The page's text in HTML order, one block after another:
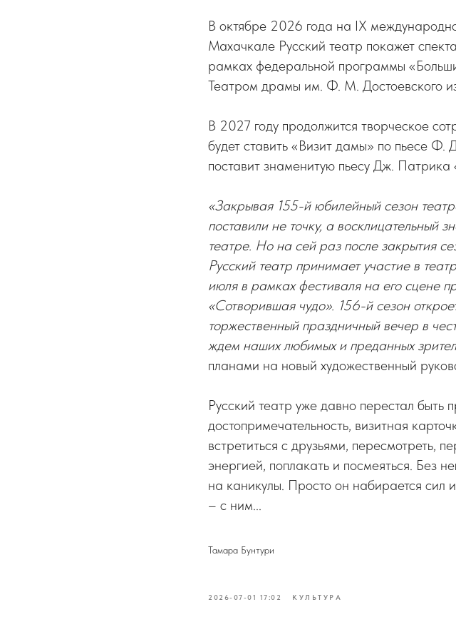
В октябре 2026 года на IX
Махачкале Русский театр покажет
рамках федеральной программы
Театром драмы им. Ф. М. Достоевского
В 2027 году продолжится творческое
будет ставить «Визит дамы» по пьесе Ф.
поставит знаменитую пьесу Дж.
«Закрывая 155-й юбилейный сезон
поставили не точку, а восклицательный
театре. Но на сей раз после закрытия
Русский театр принимает участие в
июля в рамках фестиваля на его сцене
«Сотворившая чудо». 156-й сезон
торжественный праздничный вечер в
ждем наших любимых и преданных
планами на новый художественный
Русский театр уже давно перестал быть
достопримечательность, визитная
встретиться с друзьями, пересмотреть,
энергией, поплакать и посмеяться. Без
на каникулы. Просто он набирается
– с ним...
Тамара Бунтури
2026-07-01 17:02 КУЛЬТУРА